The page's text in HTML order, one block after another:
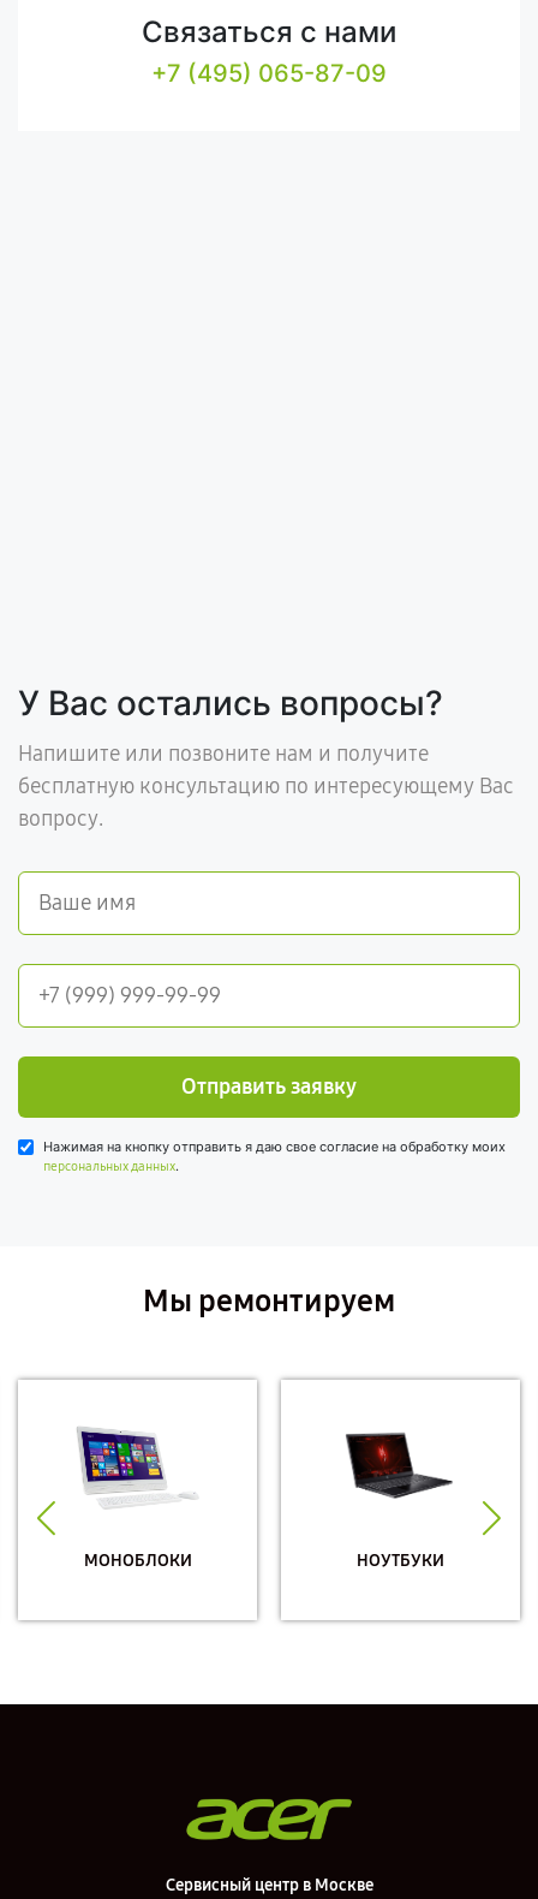
Связаться с нами
+7 (495) 065-87-09
У Вас остались вопросы?
Напишите или позвоните нам и получите
бесплатную консультацию по интересующему Вас
вопросу.
Отправить заявку
Нажимая на кнопку отправить я даю свое согласие на обработку моих
персональных данных.
Мы ремонтируем
МОНОБЛОКИ НОУТБУКИ
Сервисный центр в Москве